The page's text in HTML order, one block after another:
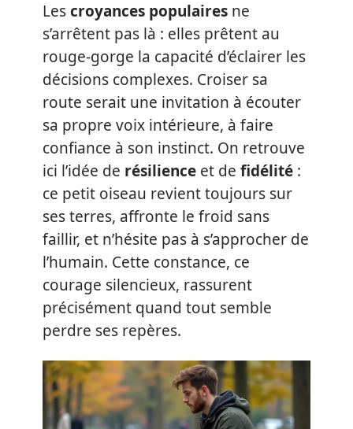
Lescroyances populaires ne
s’arrêtent pas là : elles prêtent au
rouge-gorge la capacité d’éclairer les
décisions complexes. Croiser sa
route serait une invitation à écouter
sa propre voix intérieure, à faire
confiance à son instinct. On retrouve
ici l’idée de résilience et de fidélité :
ce petit oiseau revient toujours sur
ses terres, affronte le froid sans
faillir, et n’hésite pas à s’approcher de
l’humain. Cette constance, ce
courage silencieux, rassurent
précisément quand tout semble
perdre ses repères.